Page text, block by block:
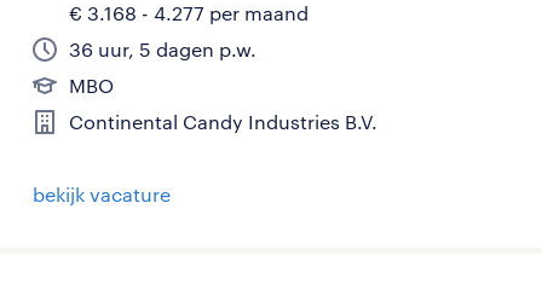
€ 3.168 - 4.277 per maand
36 uur, 5 dagen p.w.
MBO
Continental Candy Industries B.V.
bekijk vacature